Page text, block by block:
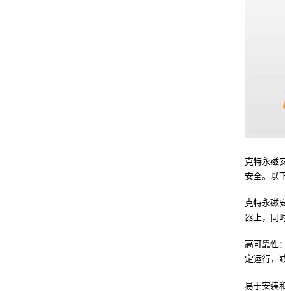
克特永磁
安全。以
克特永磁
器上，同
高可靠性
定运行，
易于安装